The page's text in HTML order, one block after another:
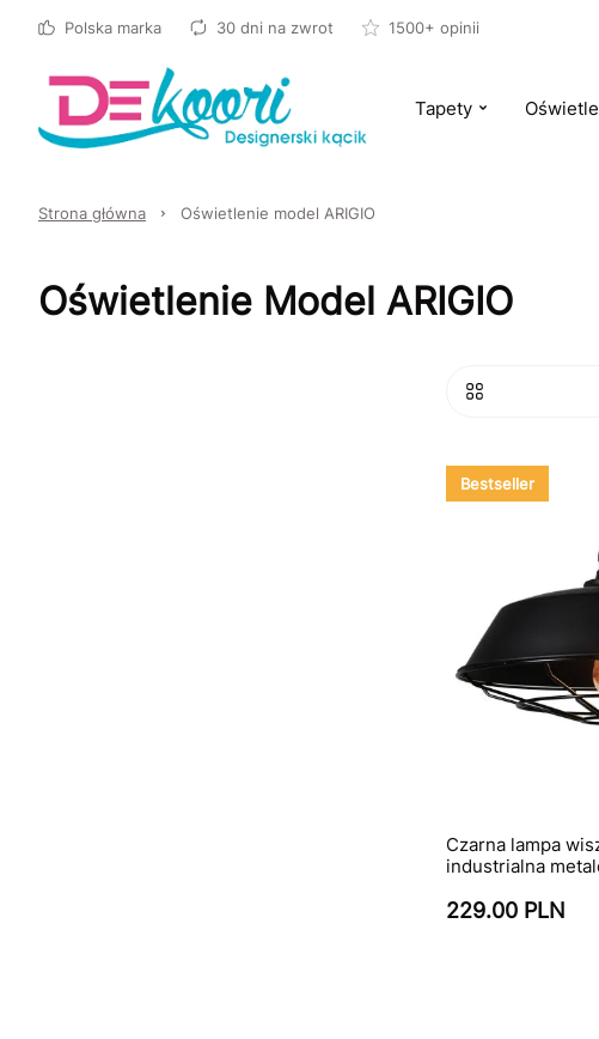
Polska marka 30 dni na zwrot 1500+ opinii
Tapety
Strona główna Oświetlenie model ARIGIO
Oświetlenie Model ARIGIO
Bestseller
Czarna lampa
industrialna
229.00 PLN